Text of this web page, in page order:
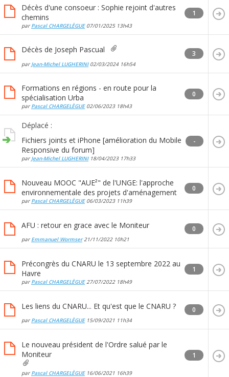
Décès d'une consoeur : Sophie rejoint d'autres
chemins
par Pascal CHARGELÈGUE07/01/2025 13h43
1
Décès de Joseph Pascual
par Jean-Michel LUGHERINI02/03/2024 16h54
3
Formations en régions - en route pour la
spécialisation Urba
par Pascal CHARGELÈGUE02/06/2023 18h43
0
Déplacé :
Fichiers joints et iPhone [amélioration du Mobile
Responsive du forum]
par Jean-Michel LUGHERINI18/04/2023 17h33
-
Nouveau MOOC "AUE²" de l'UNGE: l'approche
environnementale des projets d'aménagement
par Pascal CHARGELÈGUE06/03/2023 11h39
0
AFU : retour en grace avec le Moniteur
par Emmanuel Wormser21/11/2022 10h21
0
Précongrès du CNARU le 13 septembre 2022 au
Havre
par Pascal CHARGELÈGUE27/07/2022 18h49
1
Les liens du CNARU... Et qu'est que le CNARU ?
par Pascal CHARGELÈGUE15/09/2021 11h34
0
Le nouveau président de l'Ordre salué par le
Moniteur
par Pascal CHARGELÈGUE16/06/2021 16h39
1